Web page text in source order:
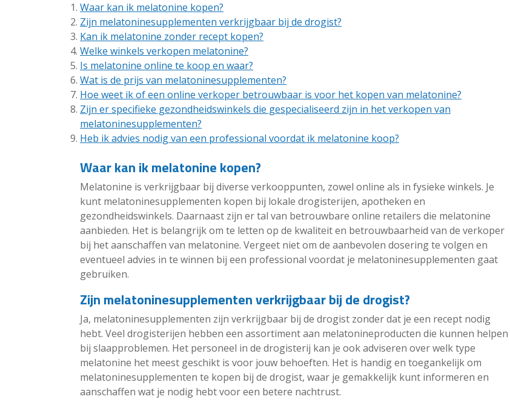
Waar kan ik melatonine kopen?
Zijn melatoninesupplementen verkrijgbaar bij de drogist?
Kan ik melatonine zonder recept kopen?
Welke winkels verkopen melatonine?
Is melatonine online te koop en waar?
Wat is de prijs van melatoninesupplementen?
Hoe weet ik of een online verkoper betrouwbaar is voor het kopen van melatonine?
Zijn er specifieke gezondheidswinkels die gespecialiseerd zijn in het verkopen van
melatoninesupplementen?
Heb ik advies nodig van een professional voordat ik melatonine koop?
Waar kan ik melatonine kopen?
Melatonine is verkrijgbaar bij diverse verkooppunten, zowel online als in fysieke winkels. Je
kunt melatoninesupplementen kopen bij lokale drogisterijen, apotheken en
gezondheidswinkels. Daarnaast zijn er tal van betrouwbare online retailers die melatonine
aanbieden. Het is belangrijk om te letten op de kwaliteit en betrouwbaarheid van de verkoper
bij het aanschaffen van melatonine. Vergeet niet om de aanbevolen dosering te volgen en
eventueel advies in te winnen bij een professional voordat je melatoninesupplementen gaat
gebruiken.
Zijn melatoninesupplementen verkrijgbaar bij de drogist?
Ja, melatoninesupplementen zijn verkrijgbaar bij de drogist zonder dat je een recept nodig
hebt. Veel drogisterijen hebben een assortiment aan melatonineproducten die kunnen helpen
bij slaapproblemen. Het personeel in de drogisterij kan je ook adviseren over welk type
melatonine het meest geschikt is voor jouw behoeften. Het is handig en toegankelijk om
melatoninesupplementen te kopen bij de drogist, waar je gemakkelijk kunt informeren en
aanschaffen wat je nodig hebt voor een betere nachtrust.